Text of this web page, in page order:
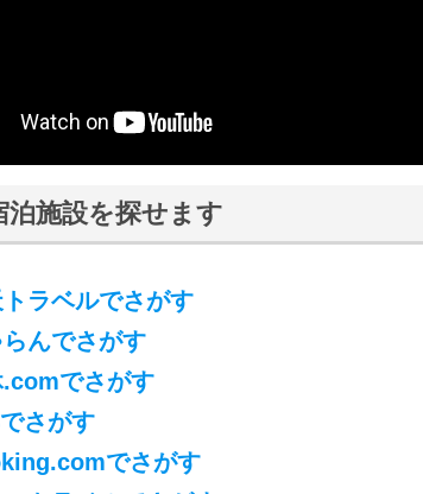
泊施設を探せます
トラベルでさがす
らんでさがす
.comでさがす
さがす
でさがす